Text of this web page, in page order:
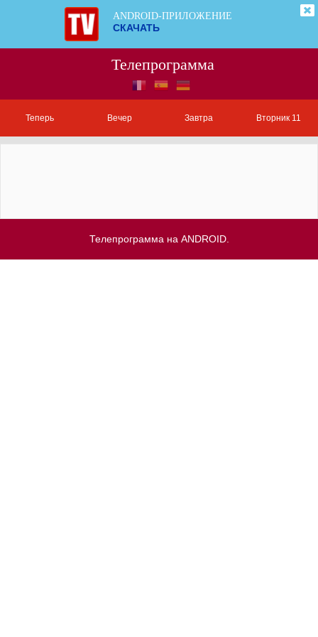
ANDROID-ПРИЛОЖЕНИЕ
СКАЧАТЬ
Телепрограмма
Теперь Вечер Завтра Вторник 11
Телепрограмма на ANDROID.